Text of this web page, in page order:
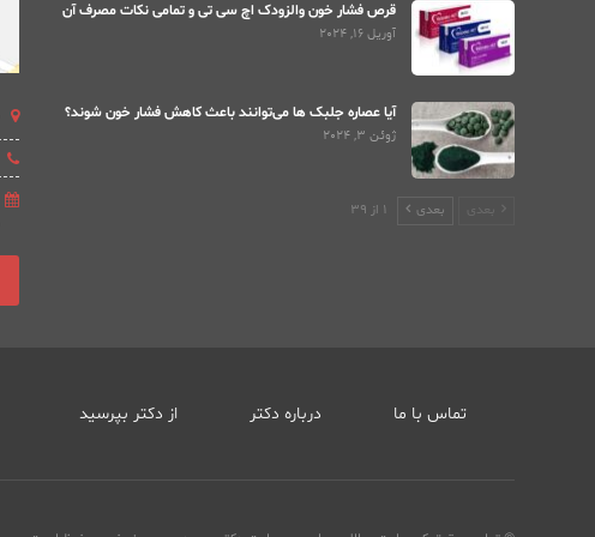
قرص فشار خون والزودک اچ سی تی و تمامی نکات مصرف آن
آوریل 16, 2024
آیا عصاره جلبک ها می‌توانند باعث کاهش فشار خون شوند؟
ژوئن 3, 2024
بعدی بعدی 1 از 39
تماس با ما درباره دکتر از دکتر بپرسید